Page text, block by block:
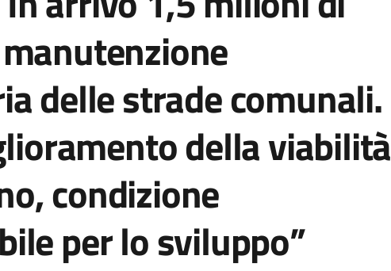
delle strade comunali.
della viabilità
condizione
per lo sviluppo”